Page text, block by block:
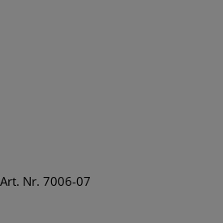
Nr. 7006-07